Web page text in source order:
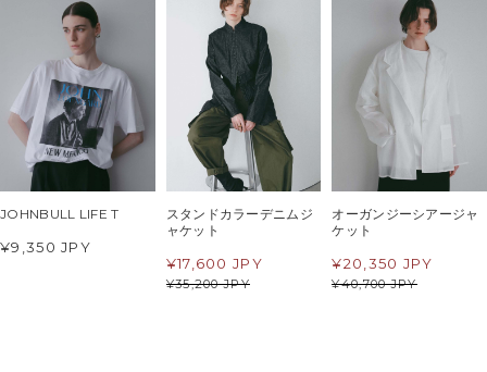
JOHNBULL LIFE T
¥9,350 JPY
スタンドカラーデニムジ
ャケット
¥35,200 JPY
¥17,600 JPY
オーガンジーシアージャ
ケット
¥40,700 JPY
¥20,350 JPY